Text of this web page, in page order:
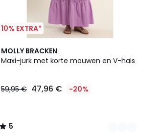
10% EXTRA*
MOLLY BRACKEN
Maxi-jurk met korte mouwen en V-hals
59,95 € 47,96 € -20%
5
/
2
Kleuren
5
/